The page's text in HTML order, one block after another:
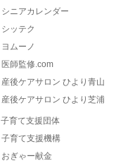
シニアカレンダー
シッテク
ヨムーノ
医師監修.com
産後ケアサロン ひより青山
産後ケアサロン ひより芝浦
子育て支援団体
子育て支援機構
おぎゃー献金